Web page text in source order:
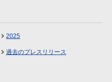
2025
過去のプレスリリース